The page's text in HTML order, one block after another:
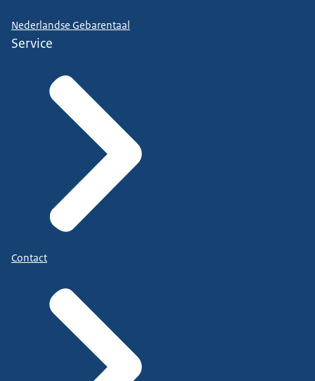
Nederlandse Gebarentaal
Service
Contact